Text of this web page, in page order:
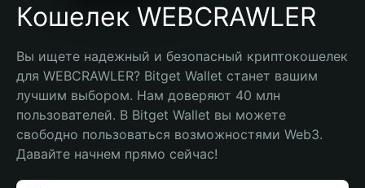
Кошелек WEBCRAWLER
Вы ищете надежный и безопасный криптокошелек
для WEBCRAWLER? Bitget Wallet станет вашим
лучшим выбором. Нам доверяют 40 млн
пользователей. В Bitget Wallet вы можете
свободно пользоваться возможностями Web3.
Давайте начнем прямо сейчас!